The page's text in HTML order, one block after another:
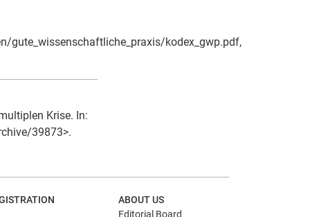
gute_wissenschaftliche_praxis/kodex_gwp.pdf,
Krise. In:
39873>.
ABOUT US
Editorial Board